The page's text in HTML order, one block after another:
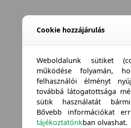
Cookie hozzájárulás
Weboldalunk sütiket
működése folyamán,
felhasználói élményt
továbbá látogatottsága
sütik használatát
Bővebb információkat
tájékoztatónkban olvashat.